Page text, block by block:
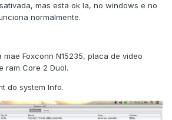
mas esta ok la, no windows e no
normalmente.
Foxconn N15235, placa de video
ram Core 2 Duol.
do system Info.